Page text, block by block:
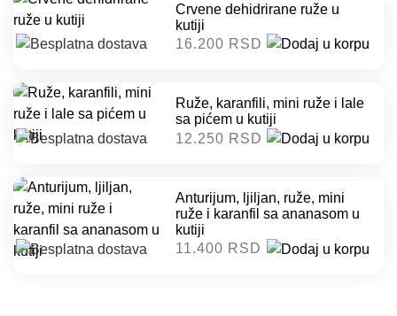
Crvene dehidrirane ruže u
kutiji
16.200 RSD
Ruže, karanfili, mini ruže i lale
sa pićem u kutiji
12.250 RSD
Anturijum, ljiljan, ruže, mini
ruže i karanfil sa ananasom u
kutiji
11.400 RSD